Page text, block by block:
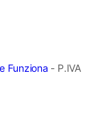
Funziona - P.IVA